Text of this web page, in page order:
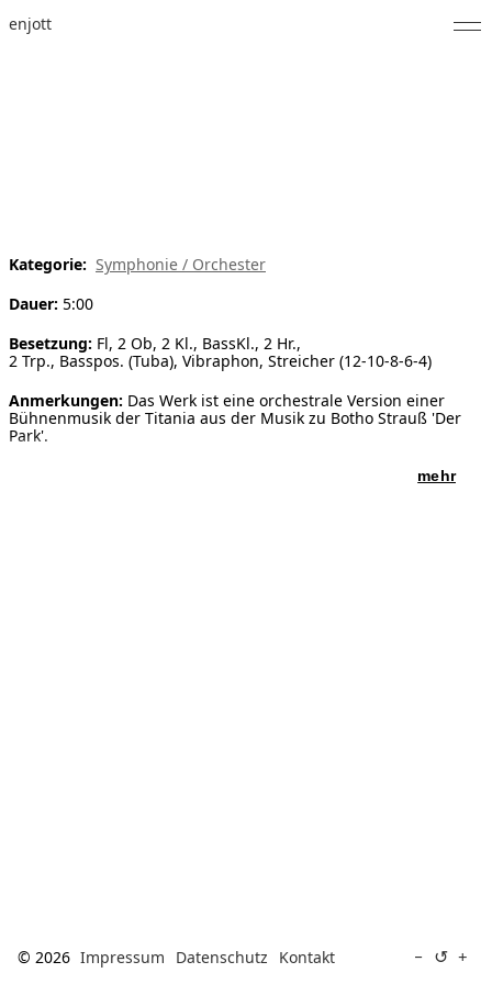
enjott
Fotos
Publikationen
Notizen
Kategorie: Symphonie / Orchester
Dauer: 5:00
Besetzung: Fl, 2 Ob, 2 Kl., BassKl., 2 Hr.,
2 Trp., Basspos. (Tuba), Vibraphon, Streicher (12-10-8-6-4)
Anmerkungen: Das Werk ist eine orchestrale Version einer
Bühnenmusik der Titania aus der Musik zu Botho Strauß 'Der
Park'.
mehr
© 2026 Impressum Datenschutz Kontakt − ↺ +